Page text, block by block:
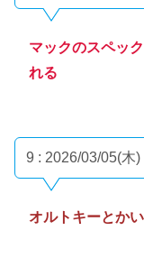
マックのスペッ
れる
9 : 2026/03/05(木
オルトキーとか